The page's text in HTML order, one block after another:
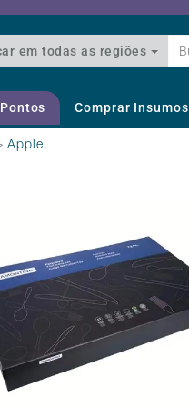
Buscar em todas as regiões
Comprar Insumos
Apple.